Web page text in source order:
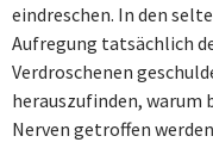
eindreschen. In den
Aufregung tatsächlich
Verdroschenen
herauszufinden, warum
Nerven getroffen